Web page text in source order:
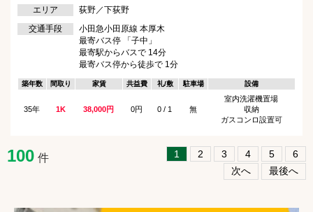
エリア
荻野／下荻野
交通手段
小田急小田原線 本厚木
最寄バス停 「子中」
最寄駅からバスで 14分
最寄バス停から徒歩で 1分
築年数 間取り 家賃 共益費 礼/敷 駐車場 設備
35年 1K 38,000円 0円 0 / 1 無
室内洗濯機置場
収納
ガスコンロ設置可
100 件 1 2 3 4 5
6
次へ
最後へ